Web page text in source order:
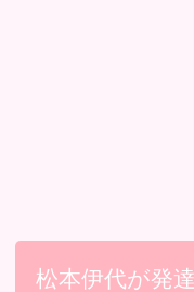
松本伊代が発